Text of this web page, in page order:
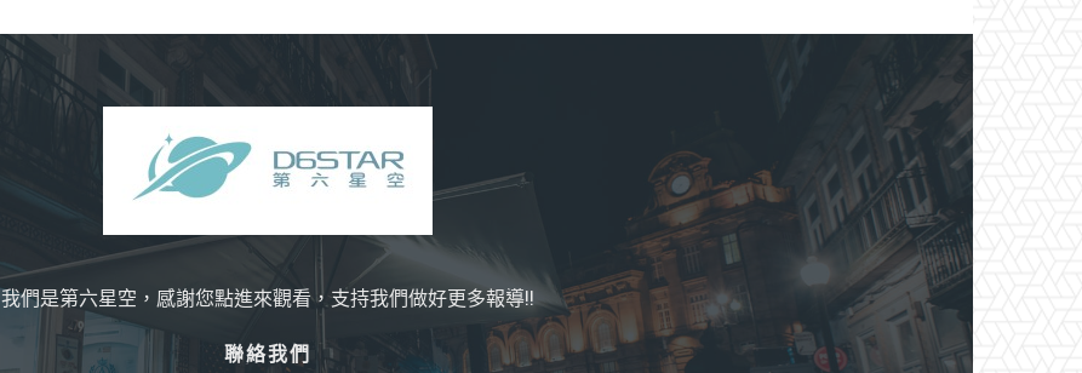
我們是第六星空，感謝您點進來觀看，支持我們做好更多報導!!
聯絡我們